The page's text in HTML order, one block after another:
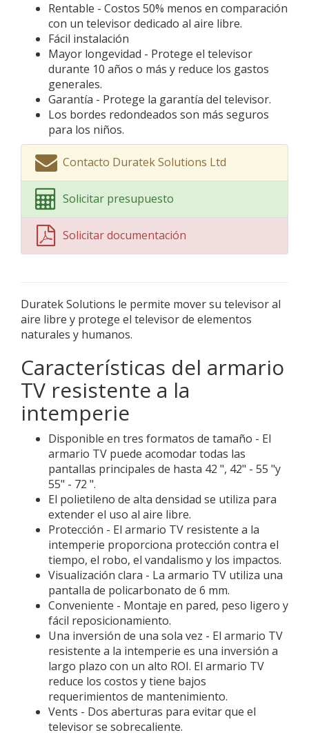
Rentable - Costos 50% menos en comparación
con un televisor dedicado al aire libre.
Fácil instalación
Mayor longevidad - Protege el televisor
durante 10 años o más y reduce los gastos
generales.
Garantía - Protege la garantía del televisor.
Los bordes redondeados son más seguros
para los niños.
Contacto Duratek Solutions Ltd
Solicitar presupuesto
Solicitar documentación
Duratek Solutions le permite mover su televisor al
aire libre y protege el televisor de elementos
naturales y humanos.
Características del armario
TV resistente a la
intemperie
Disponible en tres formatos de tamaño - El
armario TV puede acomodar todas las
pantallas principales de hasta 42 ", 42" - 55 "y
55" - 72 ".
El polietileno de alta densidad se utiliza para
extender el uso al aire libre.
Protección - El armario TV resistente a la
intemperie proporciona protección contra el
tiempo, el robo, el vandalismo y los impactos.
Visualización clara - La armario TV utiliza una
pantalla de policarbonato de 6 mm.
Conveniente - Montaje en pared, peso ligero y
fácil reposicionamiento.
Una inversión de una sola vez - El armario TV
resistente a la intemperie es una inversión a
largo plazo con un alto ROI. El armario TV
reduce los costos y tiene bajos
requerimientos de mantenimiento.
Vents - Dos aberturas para evitar que el
televisor se sobrecaliente.